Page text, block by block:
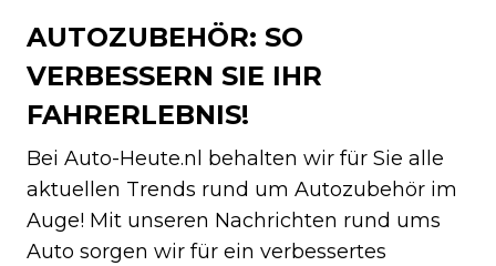
AUTOZUBEHÖR: SO
VERBESSERN SIE IHR
FAHRERLEBNIS!
Bei Auto-Heute.nl behalten wir für Sie alle
aktuellen Trends rund um Autozubehör im
Auge! Mit unseren Nachrichten rund ums
Auto sorgen wir für ein verbessertes